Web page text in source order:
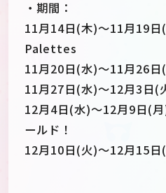
・期間：
11月14日(木)～11月19
Palettes
11月20日(水)～11月26
11月27日(水)～12月3日
12月4日(水)～12月9日(
ールド！
12月10日(火)～12月15